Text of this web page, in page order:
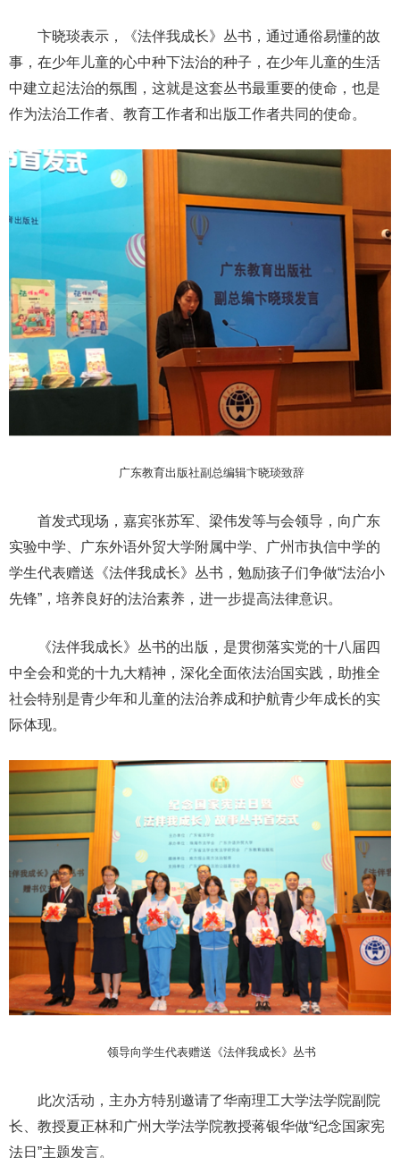
卞晓琰表示，《法伴我成长》丛书，通过通俗易懂的故
事，在少年儿童的心中种下法治的种子，在少年儿童的生活
中建立起法治的氛围，这就是这套丛书最重要的使命，也是
作为法治工作者、教育工作者和出版工作者共同的使命。
广东教育出版社副总编辑卞晓琰致辞
首发式现场，嘉宾张苏军、梁伟发等与会领导，向广东
实验中学、广东外语外贸大学附属中学、广州市执信中学的
学生代表赠送《法伴我成长》丛书，勉励孩子们争做“法治小
先锋”，培养良好的法治素养，进一步提高法律意识。
《法伴我成长》丛书的出版，是贯彻落实党的十八届四
中全会和党的十九大精神，深化全面依法治国实践，助推全
社会特别是青少年和儿童的法治养成和护航青少年成长的实
际体现。
领导向学生代表赠送《法伴我成长》丛书
此次活动，主办方特别邀请了华南理工大学法学院副院
长、教授夏正林和广州大学法学院教授蒋银华做“纪念国家宪
法日”主题发言。